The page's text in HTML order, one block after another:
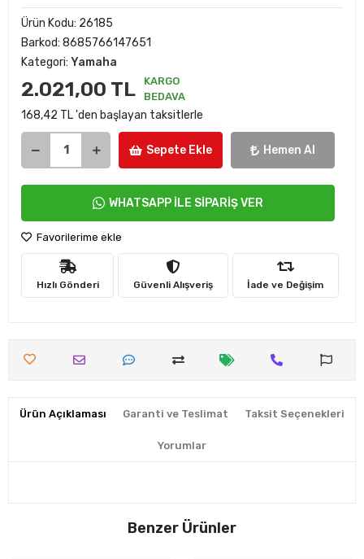
Ürün Kodu: 26185
Barkod: 8685766147651
Kategori: Yamaha
2.021,00 TL
KARGO
BEDAVA
168,42 TL 'den başlayan taksitlerle
Sepete Ekle Hemen Al
WHATSAPP İLE SİPARİŞ VER
Favorilerime ekle
Hızlı Gönderi Güvenli Alışveriş İade ve Değişim
Ürün Açıklaması Garanti ve Teslimat Taksit Seçenekleri
Yorumlar
Benzer Ürünler